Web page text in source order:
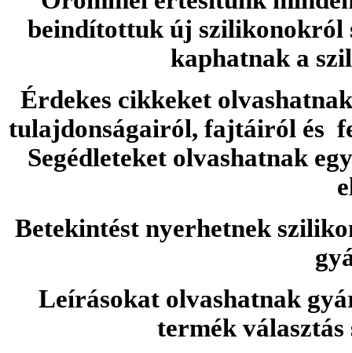
beindítottuk új szilikonokról
kaphatnak a
Érdekes cikkeket
tulajdonságairól, fajtáiról és
Segédleteket olvashatnak
Betekintést nyerhetnek
Leírásokat olvashatnak
termék